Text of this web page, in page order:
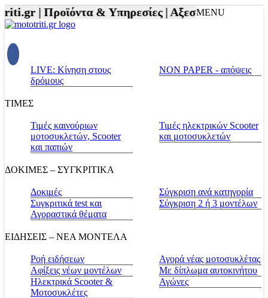
|Προϊόντα & Υπηρεσίες |Αξεσουάρ Αναβάτη
MENU
LIVE: Κίνηση στους
δρόμους
NON PAPER - απόψεις
ΤΙΜΕΣ
Τιμές καινούριων
μοτοσυκλετών, Scooter
και παπιών
Τιμές ηλεκτρικών Scooter
και μοτοσυκλετών
ΔΟΚΙΜΕΣ – ΣΥΓΚΡΙΤΙΚΑ
Δοκιμές
Συγκριτικά test και
Αγοραστικά θέματα
Σύγκριση ανά κατηγορία
Σύγκριση 2 ή 3 μοντέλων
ΕΙΔΗΣΕΙΣ – ΝΕΑ ΜΟΝΤΕΛΑ
Ροή ειδήσεων
Αφίξεις νέων μοντέλων
Ηλεκτρικά Scooter &
Μοτοσυκλέτες
Αγορά νέας μοτοσυκλέτας
Με δίπλωμα αυτοκινήτου
Αγώνες